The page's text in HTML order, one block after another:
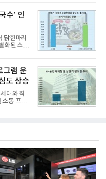
델로, ▲정
디자인 ▲
▲글로벌
높인 주
등을 통해
.아반떼
워트레인
수’ 인
닭한마리
화된 스토
뛰어넘는
보인 지
는 성과를
한마리
을 완성
마늘의
면서도 쫄
그램 운
도 상승
대와 직
소통 프로
동 주관
피탈 MZ
으로, 조
양한 활동
을 조직전